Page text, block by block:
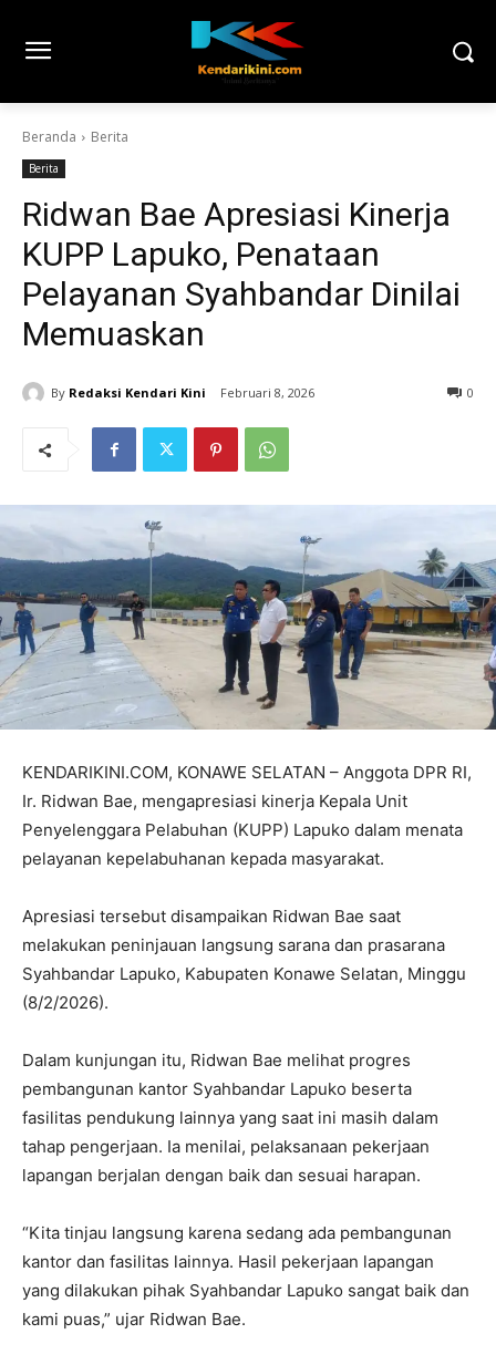
Beranda Berita
Berita
Ridwan Bae Apresiasi Kinerja
KUPP Lapuko, Penataan
Pelayanan Syahbandar Dinilai
Memuaskan
By Redaksi Kendari Kini Februari 8, 2026 0
KENDARIKINI.COM, KONAWE SELATAN – Anggota DPR RI,
Ir. Ridwan Bae, mengapresiasi kinerja Kepala Unit
Penyelenggara Pelabuhan (KUPP) Lapuko dalam menata
pelayanan kepelabuhanan kepada masyarakat.
Apresiasi tersebut disampaikan Ridwan Bae saat
melakukan peninjauan langsung sarana dan prasarana
Syahbandar Lapuko, Kabupaten Konawe Selatan, Minggu
(8/2/2026).
Dalam kunjungan itu, Ridwan Bae melihat progres
pembangunan kantor Syahbandar Lapuko beserta
fasilitas pendukung lainnya yang saat ini masih dalam
tahap pengerjaan. Ia menilai, pelaksanaan pekerjaan
lapangan berjalan dengan baik dan sesuai harapan.
“Kita tinjau langsung karena sedang ada pembangunan
kantor dan fasilitas lainnya. Hasil pekerjaan lapangan
yang dilakukan pihak Syahbandar Lapuko sangat baik dan
kami puas,” ujar Ridwan Bae.